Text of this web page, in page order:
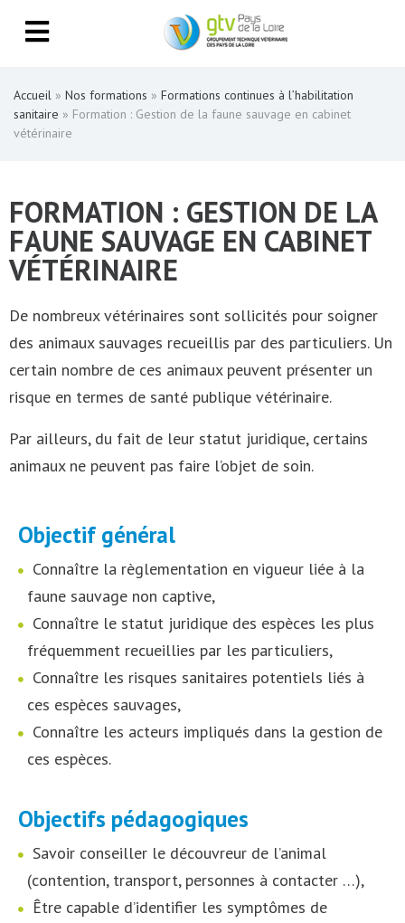
Accueil » Nos formations » Formations continues à l’habilitation
sanitaire » Formation : Gestion de la faune sauvage en cabinet
vétérinaire
FORMATION : GESTION DE LA
FAUNE SAUVAGE EN CABINET
VÉTÉRINAIRE
De nombreux vétérinaires sont sollicités pour soigner
des animaux sauvages recueillis par des particuliers. Un
certain nombre de ces animaux peuvent présenter un
risque en termes de santé publique vétérinaire.
Par ailleurs, du fait de leur statut juridique, certains
animaux ne peuvent pas faire l’objet de soin.
Objectif général
Connaître la règlementation en vigueur liée à la
faune sauvage non captive,
Connaître le statut juridique des espèces les plus
fréquemment recueillies par les particuliers,
Connaître les risques sanitaires potentiels liés à
ces espèces sauvages,
Connaître les acteurs impliqués dans la gestion de
ces espèces.
Objectifs pédagogiques
Savoir conseiller le découvreur de l’animal
(contention, transport, personnes à contacter …),
Être capable d’identifier les symptômes de